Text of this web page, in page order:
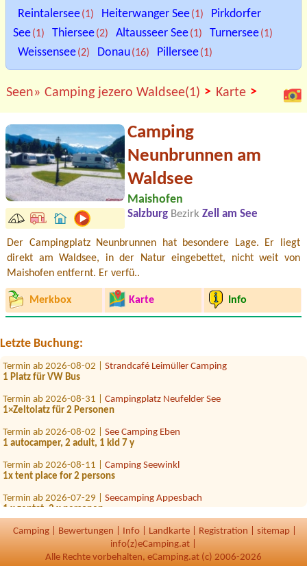
Reintalersee(1) Heiterwanger See(1)
Pirkdorfer
See(1) Thiersee(2) Altausseer See(1) Turnersee(1)
Weissensee(2) Donau(16) Pillersee(1)
Seen» Camping jezero Waldsee(1) > Karte >
Camping
Neunbrunnen am
Waldsee
Maishofen
Salzburg Bezirk Zell am See
Der Campingplatz Neunbrunnen hat besondere Lage. Er liegt
direkt am Waldsee, in der Natur eingebettet, nicht weit von
Maishofen entfernt. Er verfü..
Merkbox Karte Info
Letzte Buchung:
Termin ab 2026-07-28 |
Strandcamping Brückler Nord
11
Zeltplatz 4 Personen
Termin ab 2026-08-02 | Strandcafé Leimüller Camping
1 Platz für VW Bus
Termin ab 2026-08-31 | Campingplatz Neufelder See
1×Zeltolatz für 2 Personen
Termin ab 2026-08-02 | See Camping Eben
1 autocamper, 2 adult, 1 kid 7 y
Termin ab 2026-08-11 | Camping Seewinkl
1x tent place for 2 persons
Termin ab 2026-07-29 | Seecamping Appesbach
1 x zeptat, 2 x personen
Termin ab 2026-08-08 |Camping Kohlhofmühl
1 Zelt für 2 Erwachsene und 1 Kind (10 Jahre), 1 Auto. Kein
Stromanschluss erforderlich.
Camping Bewertungen Info Landkarte Registration sitemap
info(z)eCamping.at |
Alle Rechte vorbehalten, eCamping.at (c) 2006-2026